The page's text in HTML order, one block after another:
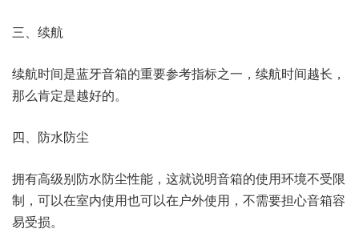
三、续航
续航时间是蓝牙音箱的重要参考指标之一，续航时间越长，
那么肯定是越好的。
四、防水防尘
拥有高级别防水防尘性能，这就说明音箱的使用环境不受限
制，可以在室内使用也可以在户外使用，不需要担心音箱容
易受损。